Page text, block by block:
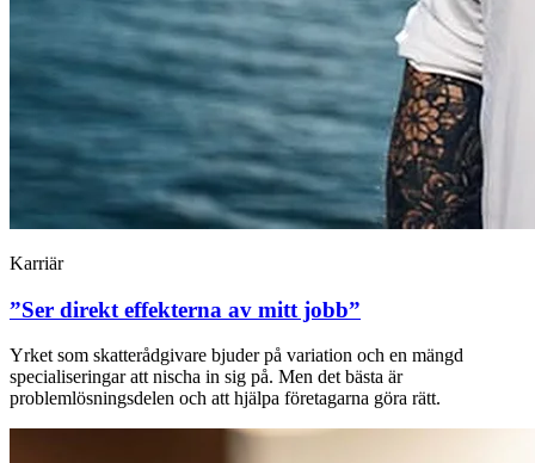
Karriär
”Ser direkt effekterna av mitt jobb”
Yrket som skatterådgivare bjuder på variation och en mängd
specialiseringar att nischa in sig på. Men det bästa är
problemlösningsdelen och att hjälpa företagarna göra rätt.